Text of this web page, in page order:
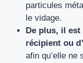
particules
le vidage.
De plus, il est
récipient ou
afin qu’elle ne